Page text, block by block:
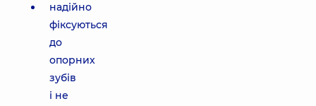
надійно
фіксуються
до
опорних
зубів
і не